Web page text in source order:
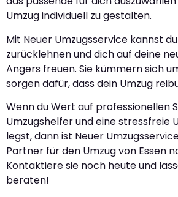
Umzug individuell zu gestalten.
Mit Neuer Umzugsservice kannst
zurücklehnen und dich auf deine
Angers freuen. Sie kümmern sich
sorgen dafür, dass dein Umzug
Wenn du Wert auf professionellen
Umzugshelfer und eine stressfreie
legst, dann ist Neuer
Partner für den Umzug von Essen
Kontaktiere sie noch heute und
beraten!